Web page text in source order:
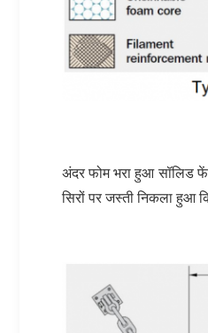
अंदर फोम भरा हुआ सॉलिड
सिरों पर जस्ती निकला हुआ